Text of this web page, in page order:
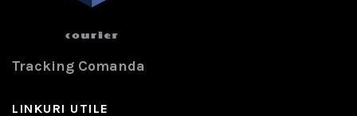
Tracking Comanda
LINKURI UTILE